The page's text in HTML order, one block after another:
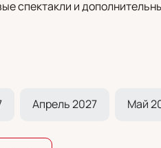
спектакли и
Апрель 2027 Май